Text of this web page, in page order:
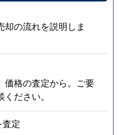
の流れを説明しま
価格の査定から。ご要
ださい。
定